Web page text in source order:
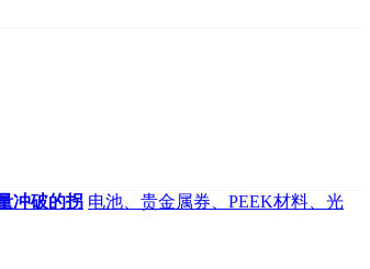
冲破的拐 电池、贵金属券、PEEK材料、光